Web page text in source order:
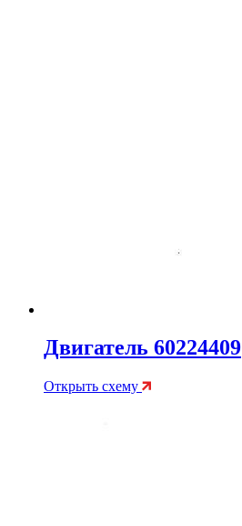
Двигатель 60224409
Открыть схему